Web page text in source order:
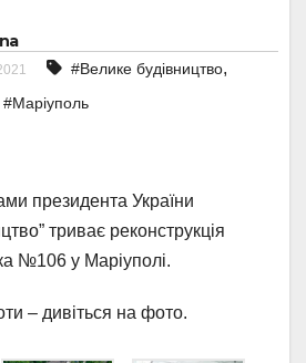
#Велике будівництво,
#Маріуполь
президента України
триває реконструкція
№106 у Маріуполі.
– дивіться на фото.